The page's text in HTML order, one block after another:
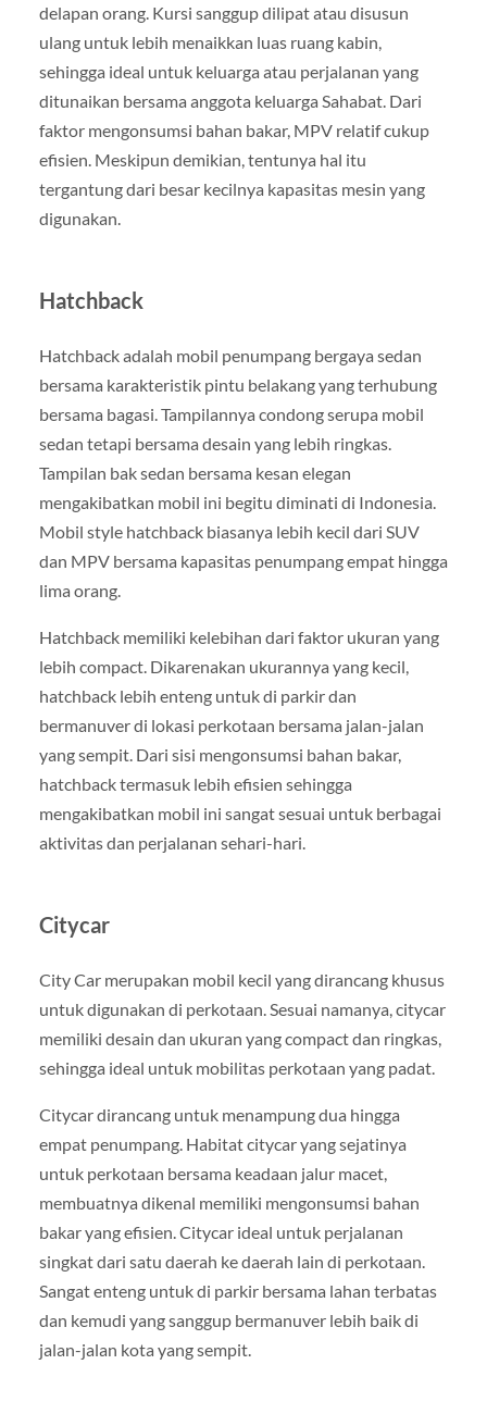
delapan orang. Kursi sanggup dilipat atau disusun
ulang untuk lebih menaikkan luas ruang kabin,
sehingga ideal untuk keluarga atau perjalanan yang
ditunaikan bersama anggota keluarga Sahabat. Dari
faktor mengonsumsi bahan bakar, MPV relatif cukup
efisien. Meskipun demikian, tentunya hal itu
tergantung dari besar kecilnya kapasitas mesin yang
digunakan.
Hatchback
Hatchback adalah mobil penumpang bergaya sedan
bersama karakteristik pintu belakang yang terhubung
bersama bagasi. Tampilannya condong serupa mobil
sedan tetapi bersama desain yang lebih ringkas.
Tampilan bak sedan bersama kesan elegan
mengakibatkan mobil ini begitu diminati di Indonesia.
Mobil style hatchback biasanya lebih kecil dari SUV
dan MPV bersama kapasitas penumpang empat hingga
lima orang.
Hatchback memiliki kelebihan dari faktor ukuran yang
lebih compact. Dikarenakan ukurannya yang kecil,
hatchback lebih enteng untuk di parkir dan
bermanuver di lokasi perkotaan bersama jalan-jalan
yang sempit. Dari sisi mengonsumsi bahan bakar,
hatchback termasuk lebih efisien sehingga
mengakibatkan mobil ini sangat sesuai untuk berbagai
aktivitas dan perjalanan sehari-hari.
Citycar
City Car merupakan mobil kecil yang dirancang khusus
untuk digunakan di perkotaan. Sesuai namanya, citycar
memiliki desain dan ukuran yang compact dan ringkas,
sehingga ideal untuk mobilitas perkotaan yang padat.
Citycar dirancang untuk menampung dua hingga
empat penumpang. Habitat citycar yang sejatinya
untuk perkotaan bersama keadaan jalur macet,
membuatnya dikenal memiliki mengonsumsi bahan
bakar yang efisien. Citycar ideal untuk perjalanan
singkat dari satu daerah ke daerah lain di perkotaan.
Sangat enteng untuk di parkir bersama lahan terbatas
dan kemudi yang sanggup bermanuver lebih baik di
jalan-jalan kota yang sempit.